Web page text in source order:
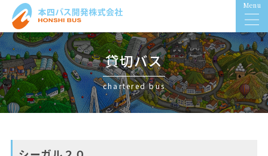
Menu
貸切バス
chartered bus